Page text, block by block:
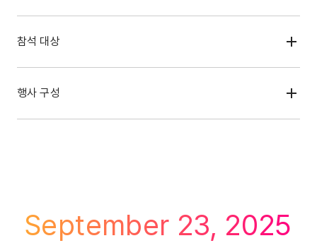
참석 대상
행사 구성
September 23, 2025